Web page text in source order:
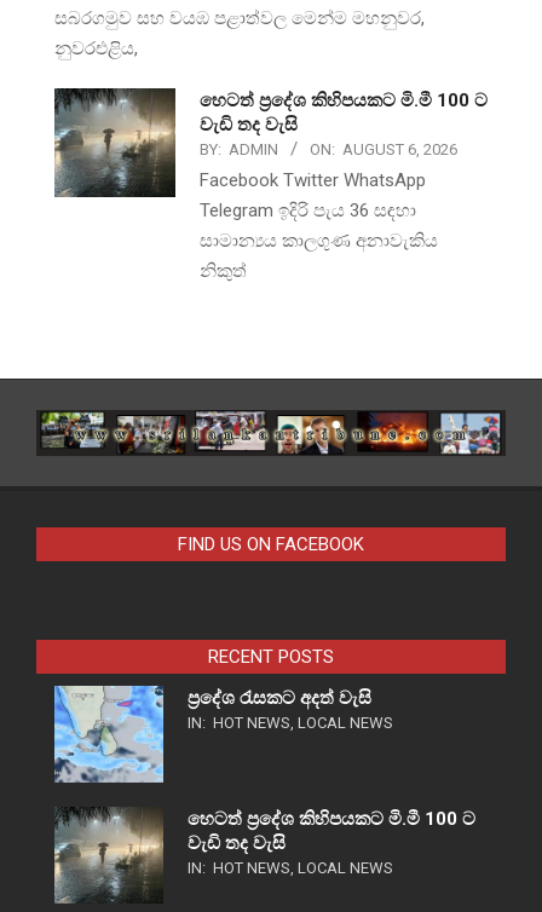
සබරගමුව සහ වයඹ පළාත්වල මෙන්ම මහනුවර,
නුවරඑළිය,
හෙටත් ප්‍රදේශ කිහිපයකට මි.මී 100 ට
වැඩි තද වැසි
BY: ADMIN ON: AUGUST 6, 2026
Facebook Twitter WhatsApp
Telegram ඉදිරි පැය 36 සඳහා
සාමාන්‍යය කාලගුණ අනාවැකිය
නිකුත්
FIND US ON FACEBOOK
RECENT POSTS
ප්‍රදේශ රැසකට අදත් වැසි
IN: HOT NEWS, LOCAL NEWS
හෙටත් ප්‍රදේශ කිහිපයකට මි.මී 100 ට
වැඩි තද වැසි
IN: HOT NEWS, LOCAL NEWS